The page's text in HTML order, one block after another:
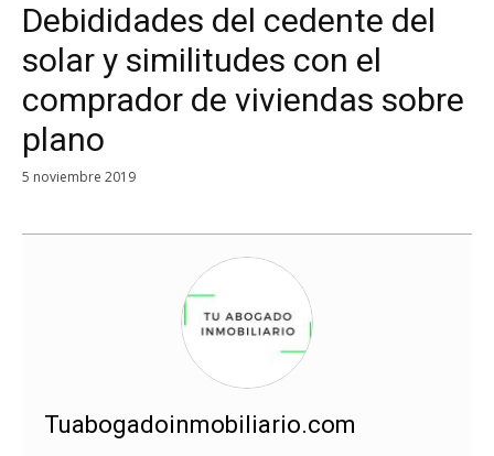
Debididades del cedente del
solar y similitudes con el
comprador de viviendas sobre
plano
5 noviembre 2019
Tuabogadoinmobiliario.com